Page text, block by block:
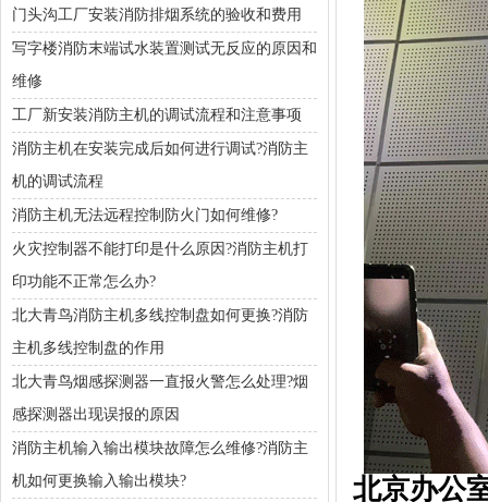
门头沟工厂安装消防排烟系统的验收和费用
写字楼消防末端试水装置测试无反应的原因和
维修
工厂新安装消防主机的调试流程和注意事项
消防主机在安装完成后如何进行调试?消防主
机的调试流程
消防主机无法远程控制防火门如何维修?
火灾控制器不能打印是什么原因?消防主机打
印功能不正常怎么办?
北大青鸟消防主机多线控制盘如何更换?消防
主机多线控制盘的作用
北大青鸟烟感探测器一直报火警怎么处理?烟
感探测器出现误报的原因
消防主机输入输出模块故障怎么维修?消防主
机如何更换输入输出模块?
北京办公